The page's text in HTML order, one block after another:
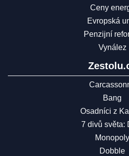
Ceny
Evropská
Penzijní
Vynález
Bang
Osadníci z
7 divů světa:
Monopoly
Dobble